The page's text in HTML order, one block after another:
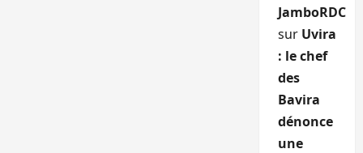
JamboRDC
sur Uvira
: le chef
des
Bavira
dénonce
une